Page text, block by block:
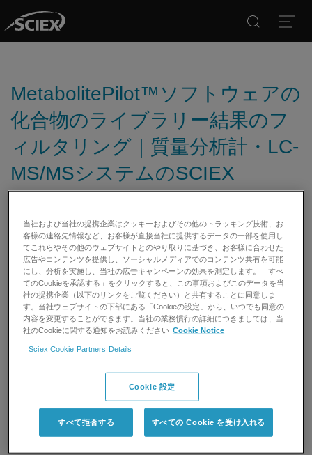
MetabolitePilot™ソフトウェアの
化合物のライブラリー結果のフ
ィルタリング｜質量分析計・LC-
MS/MSシステムのSCIEX
日付:
12/27/2018
カテゴリー:
印刷する 記事を評価する:
当社および当社の提携企業はクッキーおよびその他のトラッキング技術、お
客様の連絡先情報など、お客様が直接当社に提供するデータの一部を使用し
てこれらやその他のウェブサイトとのやり取りに基づき、お客様に合わせた
広告やコンテンツを提供し、ソーシャルメディアでのコンテンツ共有を可能
にし、分析を実施し、当社の広告キャンペーンの効果を測定します。「すべ
てのCookieを承認する」をクリックすると、この事項およびこのデータを当
社の提携企業（以下のリンクをご覧ください）と共有することに同意しま
す。当社ウェブサイトの下部にある「Cookieの設定」から、いつでも同意の
内容を変更することができます。当社の業務慣行の詳細につきましては、当
社のCookieに関する通知をお読みください Cookie Notice
Sciex Cookie Partners Details
Cookie 設定
すべて拒否する すべての Cookie を受け入れる